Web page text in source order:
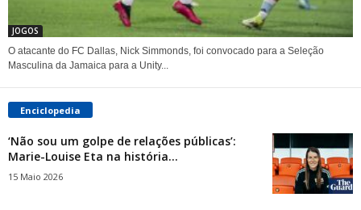
JOGOS
O atacante do FC Dallas, Nick Simmonds, foi convocado para a Seleção
Masculina da Jamaica para a Unity...
Enciclopedia
‘Não sou um golpe de relações públicas’:
Marie-Louise Eta na história...
15 Maio 2026